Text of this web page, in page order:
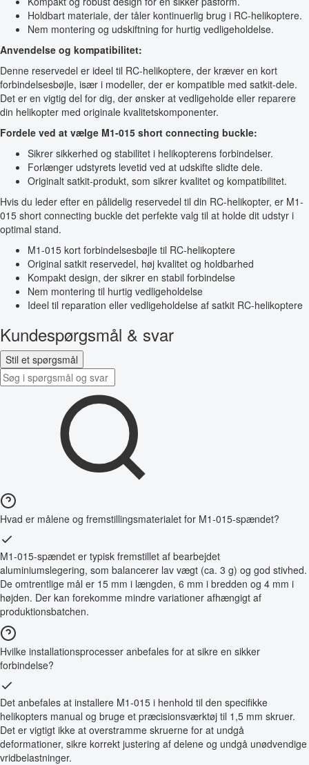
Holdbart materiale, der tåler kontinuerlig brug i RC-helikoptere.
Nem montering og udskiftning for hurtig vedligeholdelse.
Anvendelse og kompatibilitet:
Denne reservedel er ideel til RC-helikoptere, der kræver en kort
forbindelsesbøjle, især i modeller, der er kompatible med satkit-dele.
Det er en vigtig del for dig, der ønsker at vedligeholde eller reparere
din helikopter med originale kvalitetskomponenter.
Fordele ved at vælge M1-015 short connecting buckle:
Sikrer sikkerhed og stabilitet i helikopterens forbindelser.
Forlænger udstyrets levetid ved at udskifte slidte dele.
Originalt satkit-produkt, som sikrer kvalitet og kompatibilitet.
Hvis du leder efter en pålidelig reservedel til din RC-helikopter, er M1-
015 short connecting buckle det perfekte valg til at holde dit udstyr i
optimal stand.
M1-015 kort forbindelsesbøjle til RC-helikoptere
Original satkit reservedel, høj kvalitet og holdbarhed
Kompakt design, der sikrer en stabil forbindelse
Nem montering til hurtig vedligeholdelse
Ideel til reparation eller vedligeholdelse af satkit RC-helikoptere
Kundespørgsmål & svar
Stil et spørgsmål
Hvad er målene og fremstillingsmaterialet for M1-015-spændet?
M1-015-spændet er typisk fremstillet af bearbejdet
aluminiumslegering, som balancerer lav vægt (ca. 3 g) og god stivhed.
De omtrentlige mål er 15 mm i længden, 6 mm i bredden og 4 mm i
højden. Der kan forekomme mindre variationer afhængigt af
produktionsbatchen.
Hvilke installationsprocesser anbefales for at sikre en sikker
forbindelse?
Det anbefales at installere M1-015 i henhold til den specifikke
helikopters manual og bruge et præcisionsværktøj til 1,5 mm skruer.
Det er vigtigt ikke at overstramme skruerne for at undgå
deformationer, sikre korrekt justering af delene og undgå unødvendige
vridbelastninger.